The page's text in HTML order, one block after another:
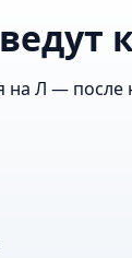
на Л — после